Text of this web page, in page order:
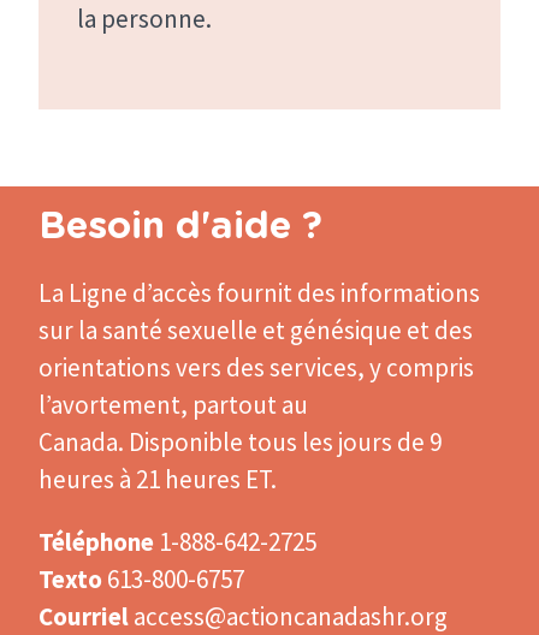
la personne.
Besoin d'aide ?
La Ligne d’accès fournit des informations
sur la santé sexuelle et génésique et des
orientations vers des services, y compris
l’avortement, partout au
Canada. Disponible tous les jours de 9
heures à 21 heures ET.
Téléphone 1-888-642-2725
Texto 613-800-6757
Courrielaccess@actioncanadashr.org